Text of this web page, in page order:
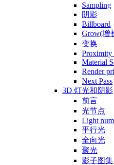
Sampling
阴影
Billboard
Grow(增
变换
Proximity
Material
Render
Next Pass
3D 灯光和阴影
前言
光节点
Light
平行光
全向光
聚光
影子图集